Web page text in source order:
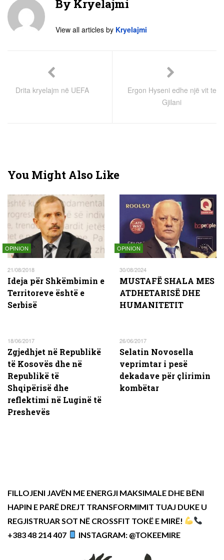
By Kryelajmi
View all articles by Kryelajmi
Drita kryelajm në UEFA
Ergon Hyseni edhe një vit te
Gjilani
You Might Also Like
OPINION
21/08/2018
Ideja për Shkëmbimin e
Territoreve është e
Serbisë
OPINION
30/08/2024
MUSTAFË SHALA MES
ATDHETARISË DHE
HUMANITETIT
18/06/2017
Zgjedhjet në Republikë
të Kosovës dhe në
Republikë të
Shqipërisë dhe
reflektimi në Luginë të
Preshevës
26/06/2017
Selatin Novosella
veprimtar i pesë
dekadave për çlirimin
kombëtar
FILLOJENI JAVËN ME ENERGJI MAKSIMALE DHE BËNI
HAPIN E PARË DREJT TRANSFORMIMIT TUAJ DUKE U
REGJISTRUAR SOT NË CROSSFIT TOKË E MIRË!
+383 48 214 407
INSTAGRAM: @TOKEEMIRE